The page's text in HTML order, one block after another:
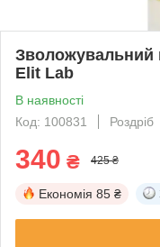
Зволожувальний
Elit Lab
В наявності
Код: 100831
Роздріб
340 ₴ 425 ₴
Економія 85 ₴